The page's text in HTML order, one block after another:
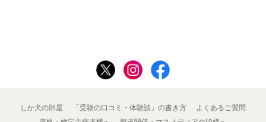
しか犬の部屋 「受験の口コミ・体験談」の書き方
よくあるご質問